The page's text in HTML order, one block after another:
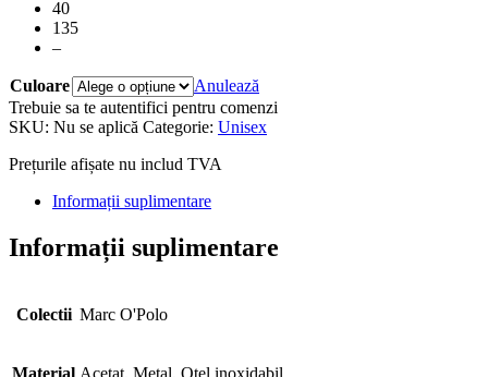
40
135
–
Culoare
Anulează
Trebuie sa te autentifici pentru comenzi
SKU: Nu se aplică Categorie: Unisex
Prețurile afișate nu includ TVA
Informații suplimentare
Informații suplimentare
Colectii Marc O'Polo
Material Acetat, Metal, Oțel inoxidabil